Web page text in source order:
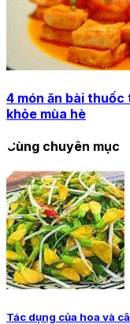
4 món ăn bài thuốc
khỏe mùa hè
Cùng chuyên mục
Tác dụng của hoa và